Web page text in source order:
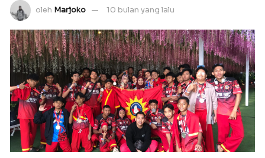
oleh Marjoko 10 bulan yang lalu